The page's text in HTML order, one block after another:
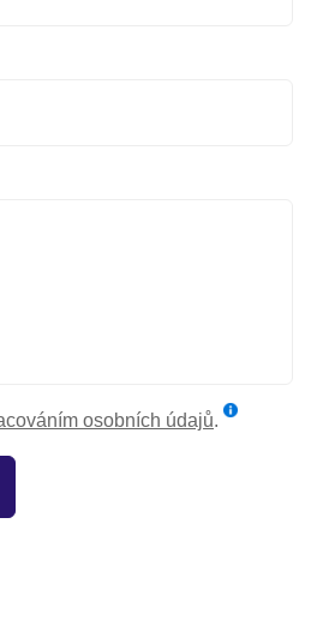
osobních údajů.